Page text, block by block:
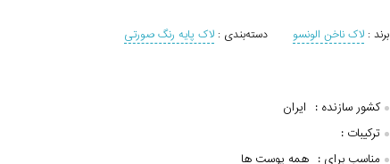
برند : لاک ناخن الونسو دسته‌بندی : لاک پایه رنگ صورتی
کشور سازنده :
ایران
ترکیبات :
مناسب برای : همه پوست ها